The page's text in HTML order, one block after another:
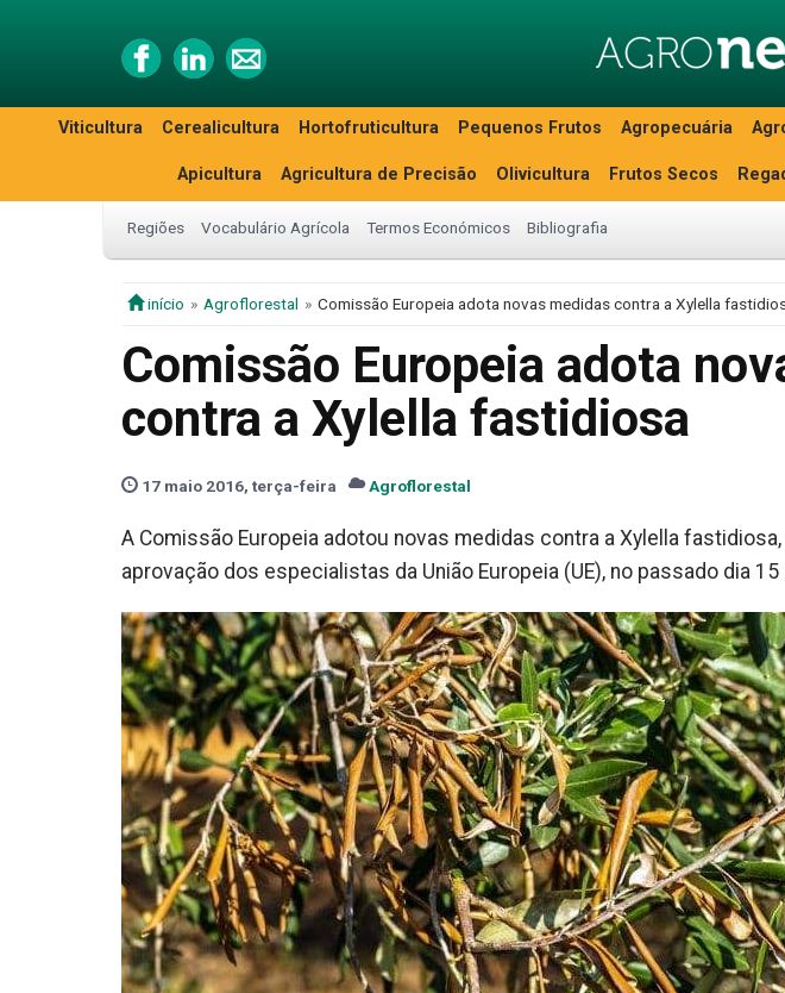
Viticultura Cerealicultura Hortofruticultura Pequenos Frutos Agropecuária
Apicultura Agricultura de Precisão Olivicultura Frutos Secos
Regiões Vocabulário Agrícola Termos Económicos Bibliografia
início Agroflorestal Comissão Europeia adota novas medidas contra a Xylella
Comissão Europeia adota
contra a Xylella fastidiosa
17 maio 2016, terça-feira Agroflorestal
A Comissão Europeia adotou novas medidas contra a Xylella
aprovação dos especialistas da União Europeia (UE), no passado dia 15